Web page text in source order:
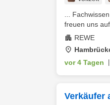
...
freuen uns
REWE
vor 4 Tagen
Verkäufer